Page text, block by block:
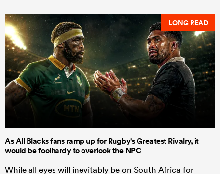
LONG READ
As All Blacks fans ramp up for Rugby's Greatest Rivalry, it
would be foolhardy to overlook the NPC
While all eyes will inevitably be on South Africa for